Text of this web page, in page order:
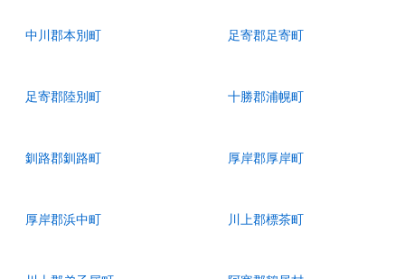
中川郡本別町 足寄郡足寄町
足寄郡陸別町 十勝郡浦幌町
釧路郡釧路町 厚岸郡厚岸町
厚岸郡浜中町 川上郡標茶町